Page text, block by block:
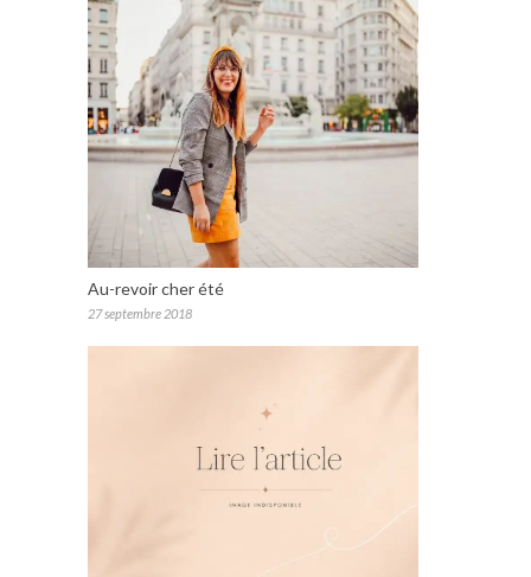
Au-revoir cher été
27 septembre 2018